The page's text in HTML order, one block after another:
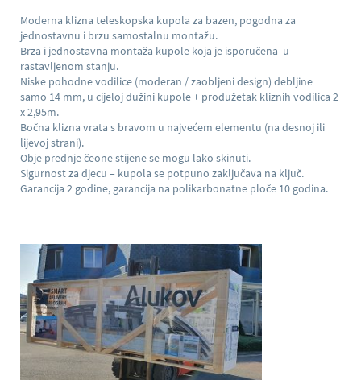
Moderna klizna teleskopska kupola za bazen, pogodna za
jednostavnu i brzu samostalnu montažu.
Brza i jednostavna montaža kupole koja je isporučena u
rastavljenom stanju.
Niske pohodne vodilice (moderan / zaobljeni design) debljine
samo 14 mm, u cijeloj dužini kupole + produžetak kliznih vodilica 2
x 2,95m.
Bočna klizna vrata s bravom u najvećem elementu (na desnoj ili
lijevoj strani).
Obje prednje čeone stijene se mogu lako skinuti.
Sigurnost za djecu – kupola se potpuno zaključava na ključ.
Garancija 2 godine, garancija na polikarbonatne ploče 10 godina.